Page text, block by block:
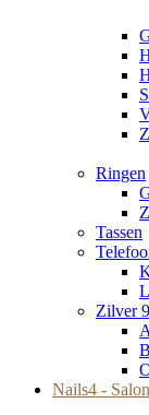
Ringen
Tassen
Zilver
Nails4 - Salon